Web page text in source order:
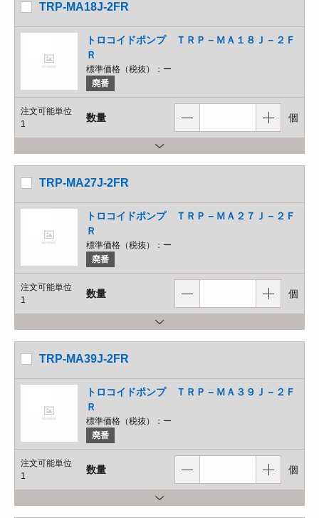
TRP-MA18J-2FR
トロコイドポンプ ＴＲＰ－ＭＡ１８Ｊ－２Ｆ
Ｒ
標準価格（税抜）： ー
廃番
注文可能単位
1
数量 個
TRP-MA27J-2FR
トロコイドポンプ ＴＲＰ－ＭＡ２７Ｊ－２Ｆ
Ｒ
標準価格（税抜）： ー
廃番
注文可能単位
1
数量 個
TRP-MA39J-2FR
トロコイドポンプ ＴＲＰ－ＭＡ３９Ｊ－２Ｆ
Ｒ
標準価格（税抜）： ー
廃番
注文可能単位
1
数量 個